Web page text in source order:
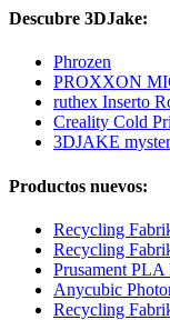
Descubre 3DJake:
Phrozen
PROXXON
ruthex Inserto
Creality Cold
3DJAKE
Productos nuevos:
Recycling
Recycling
Prusament
Anycubic
Recycling